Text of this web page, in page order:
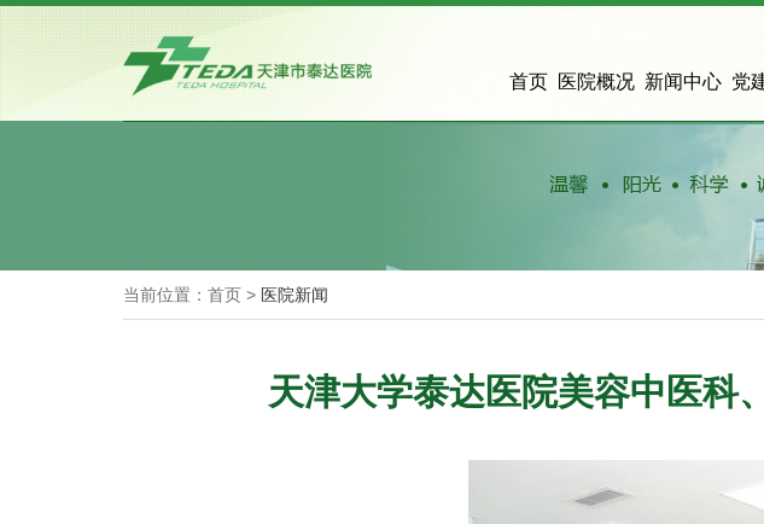
首页 医院概况 新闻中心 党
当前位置：首页 > 医院新闻
天津大学泰达医院美容中医科